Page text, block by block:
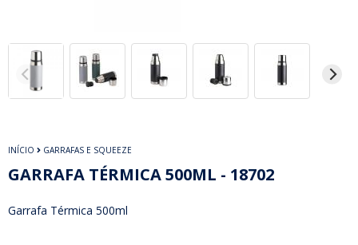
INÍCIO GARRAFAS E SQUEEZE
GARRAFA TÉRMICA 500ML - 18702
Garrafa Térmica 500ml